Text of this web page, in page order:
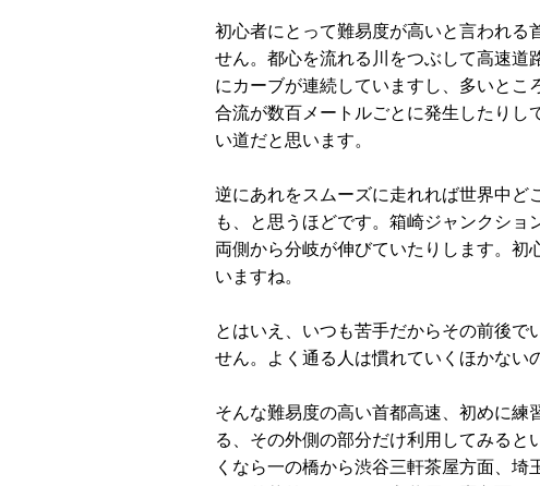
初心者にとって難易度が高いと言われる
せん。都心を流れる川をつぶして高速道
にカーブが連続していますし、多いとこ
合流が数百メートルごとに発生したりし
い道だと思います。
逆にあれをスムーズに走れれば世界中ど
も、と思うほどです。箱崎ジャンクシ
両側から分岐が伸びていたりします。初
いますね。
とはいえ、いつも苦手だからその前後で
せん。よく通る人は慣れていくほかない
そんな難易度の高い首都高速、初めに練
る、その外側の部分だけ利用してみる
くなら一の橋から渋谷三軒茶屋方面、